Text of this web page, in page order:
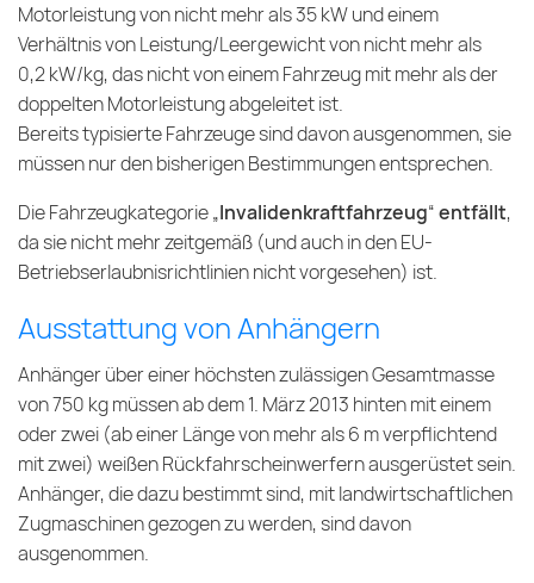
Motorleistung von nicht mehr als 35 kW und einem
Verhältnis von Leistung/Leergewicht von nicht mehr als
0,2 kW/kg, das nicht von einem Fahrzeug mit mehr als der
doppelten Motorleistung abgeleitet ist.
Bereits typisierte Fahrzeuge sind davon ausgenommen, sie
müssen nur den bisherigen Bestimmungen entsprechen.
Die Fahrzeugkategorie „Invalidenkraftfahrzeug“entfällt,
da sie nicht mehr zeitgemäß (und auch in den EU-
Betriebserlaubnisrichtlinien nicht vorgesehen) ist.
Ausstattung von Anhängern
Anhänger über einer höchsten zulässigen Gesamtmasse
von 750 kg müssen ab dem 1. März 2013 hinten mit einem
oder zwei (ab einer Länge von mehr als 6 m verpflichtend
mit zwei) weißen Rückfahrscheinwerfern ausgerüstet sein.
Anhänger, die dazu bestimmt sind, mit landwirtschaftlichen
Zugmaschinen gezogen zu werden, sind davon
ausgenommen.